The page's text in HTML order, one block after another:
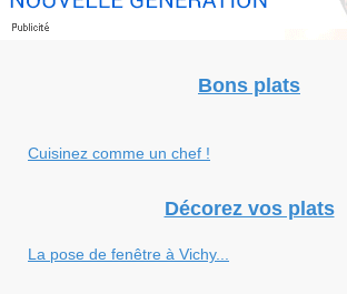
Bons plats
Cuisinez comme un chef !
Décorez vos plats
La pose de fenêtre à Vichy...